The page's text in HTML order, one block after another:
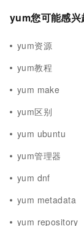
yum您可能感兴
yum资源
yum教程
yum make
yum区别
yum ubuntu
yum管理器
yum dnf
yum metadata
yum repository